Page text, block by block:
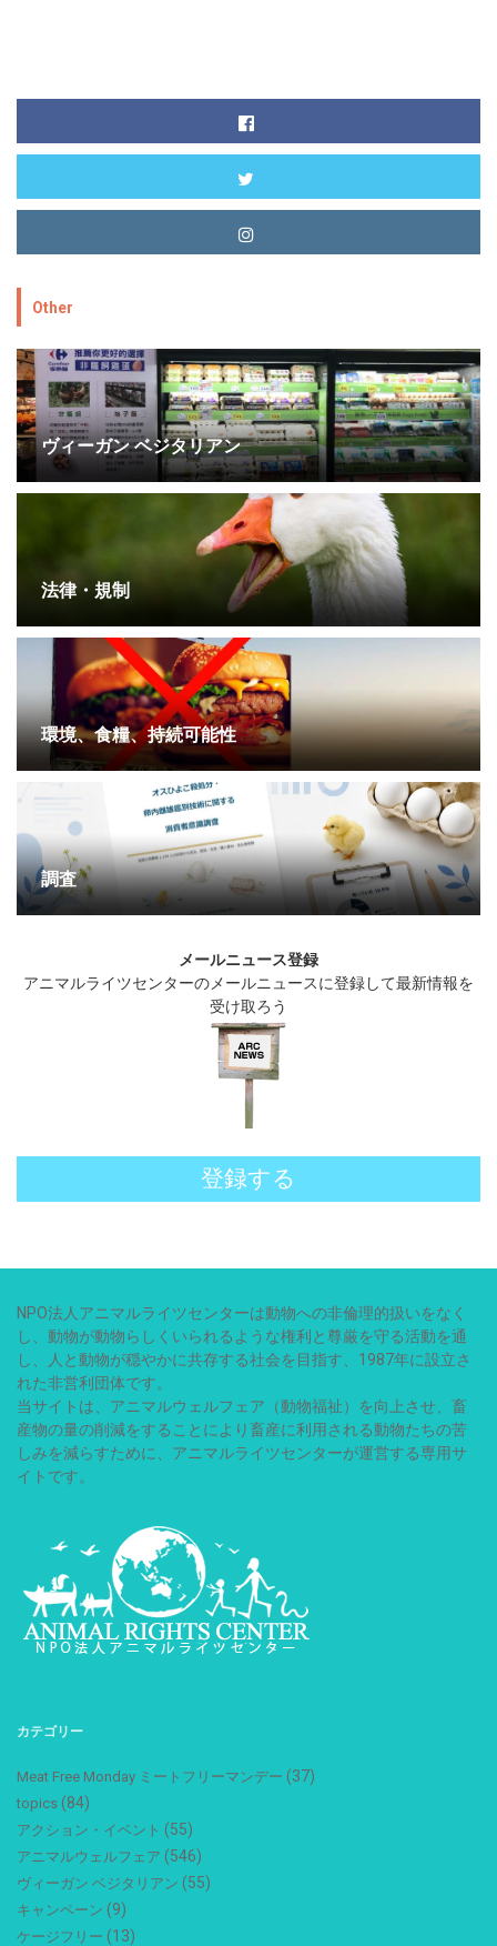
Other
ヴィーガン ベジタリアン
法律・規制
環境、食糧、持続可能性
調査
メールニュース登録
アニマルライツセンターのメールニュースに登録して最新情報を
受け取ろう
登録する
NPO法人アニマルライツセンターは動物への非倫理的扱いをなく
し、動物が動物らしくいられるような権利と尊厳を守る活動を通
し、人と動物が穏やかに共存する社会を目指す、1987年に設立さ
れた非営利団体です。
当サイトは、アニマルウェルフェア（動物福祉）を向上させ、畜
産物の量の削減をすることにより畜産に利用される動物たちの苦
しみを減らすために、アニマルライツセンターが運営する専用サ
イトです。
カテゴリー
Meat Free Monday ミートフリーマンデー (37)
topics (84)
アクション・イベント (55)
アニマルウェルフェア (546)
ヴィーガン ベジタリアン (55)
キャンペーン (9)
ケージフリー (13)